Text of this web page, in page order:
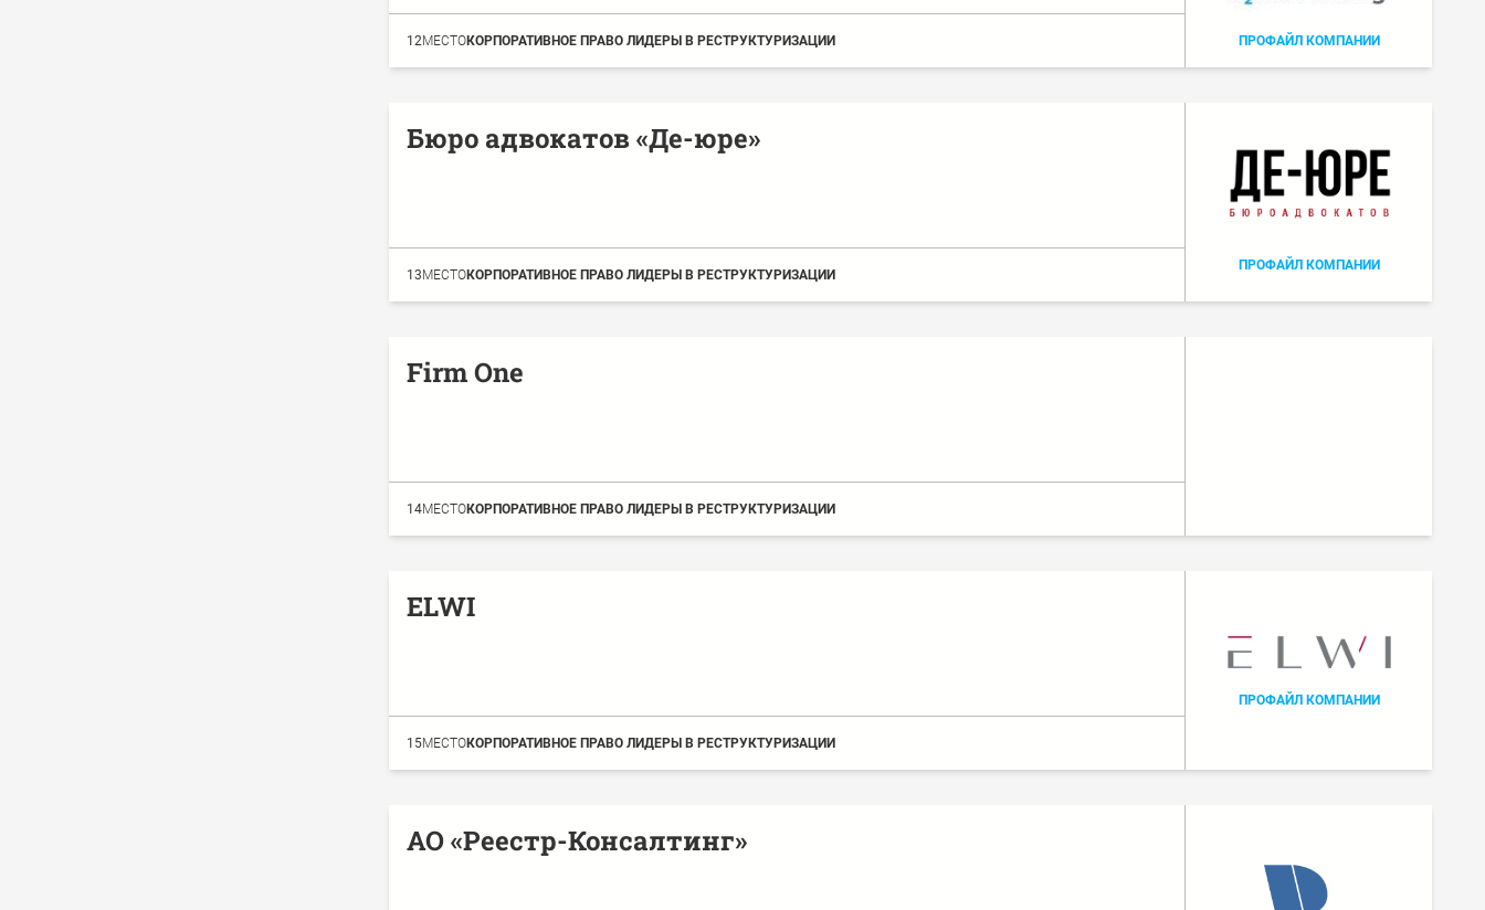
12МЕСТОКОРПОРАТИВНОЕ ПРАВО ЛИДЕРЫ В РЕСТРУКТУРИЗАЦИИ ПРОФАЙЛ КОМПАНИИ
Бюро адвокатов «Де-юре»
13МЕСТОКОРПОРАТИВНОЕ ПРАВО ЛИДЕРЫ В РЕСТРУКТУРИЗАЦИИ
ПРОФАЙЛ КОМПАНИИ
Firm One
14МЕСТОКОРПОРАТИВНОЕ ПРАВО ЛИДЕРЫ В РЕСТРУКТУРИЗАЦИИ
ELWI
15МЕСТОКОРПОРАТИВНОЕ ПРАВО ЛИДЕРЫ В РЕСТРУКТУРИЗАЦИИ
ПРОФАЙЛ КОМПАНИИ
АО «Реестр-Консалтинг»